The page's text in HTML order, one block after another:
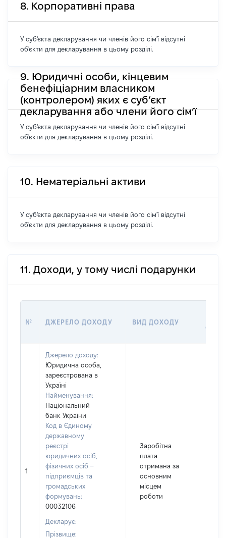
8. Корпоративні права
У суб'єкта декларування чи членів його сім'ї відсутні
об'єкти для декларування в цьому розділі.
9. Юридичні особи, кінцевим
бенефіціарним власником
(контролером) яких є суб’єкт
декларування або члени його сім’ї
У суб'єкта декларування чи членів його сім'ї відсутні
об'єкти для декларування в цьому розділі.
10. Нематеріальні активи
У суб'єкта декларування чи членів його сім'ї відсутні
об'єкти для декларування в цьому розділі.
11. Доходи, у тому числі подарунки
№ ДЖЕРЕЛО ДОХОДУ ВИД ДОХОДУ
1
Джерело доходу:
Юридична особа,
зареєстрована в
Україні
Найменування:
Національний
банк України
Код в Єдиному
державному
реєстрі
юридичних осіб,
фізичних осіб –
підприємців та
громадських
формувань:
00032106
Декларує:
Прізвище:
Заробітна
плата
отримана за
основним
місцем
роботи